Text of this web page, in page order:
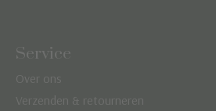
Service
Over ons
Verzenden & retourneren